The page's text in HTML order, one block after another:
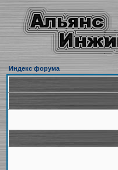
Индекс форума